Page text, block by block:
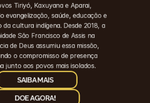
Tiriyó, Kaxuyana e Aparai,
evangelização, saúde, educação e
da cultura indígena. Desde 2018, a
São Francisco de Assis na
de Deus assumiu essa missão,
o compromisso de presença
junto aos povos mais isolados.
SAIBA MAIS
DOE AGORA!